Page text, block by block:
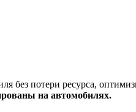
без потери ресурса,
на автомобилях.